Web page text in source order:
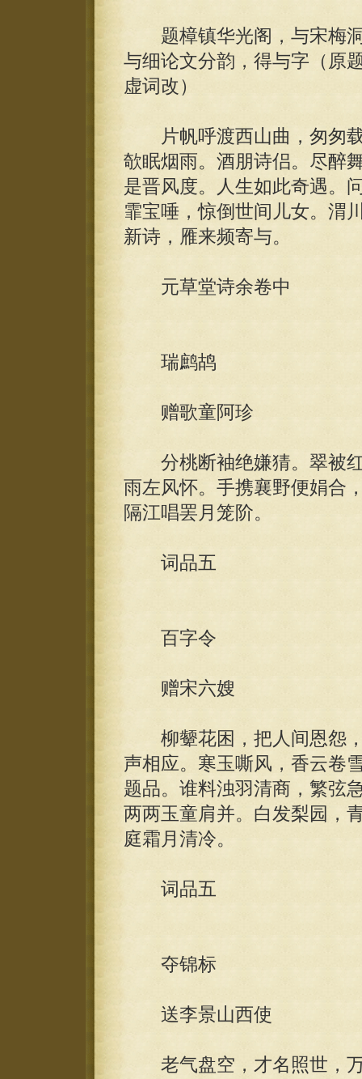
题樟镇华光阁，与宋梅洞
与细论文分韵，得与字（原
虚词改）
片帆呼渡西山曲，匆匆载
欹眠烟雨。酒朋诗侣。尽醉
是晋风度。人生如此奇遇。
霏宝唾，惊倒世间儿女。渭
新诗，雁来频寄与。
元草堂诗余卷中
瑞鹧鸪
赠歌童阿珍
分桃断袖绝嫌猜。翠被红
雨左风怀。手携襄野便娟合
隔江唱罢月笼阶。
词品五
百字令
赠宋六嫂
柳颦花困，把人间恩怨，
声相应。寒玉嘶风，香云卷
题品。谁料浊羽清商，繁弦
两两玉童肩并。白发梨园，
庭霜月清冷。
词品五
夺锦标
送李景山西使
老气盘空，才名照世，万